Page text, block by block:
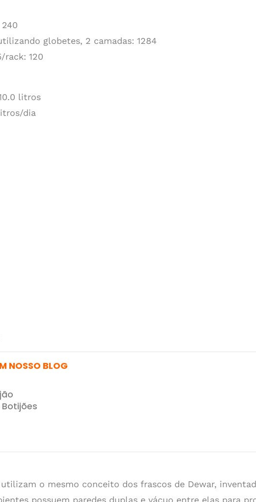
globetes, 2 camadas: 1284
rack: 120
litros
dia
NOSSO BLOG
o mesmo conceito dos frascos de Dewar,
possuem paredes duplas e vácuo entre elas para